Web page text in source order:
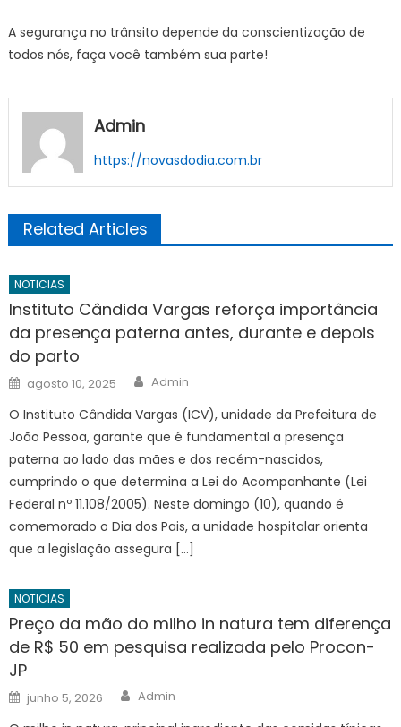
A segurança no trânsito depende da conscientização de
todos nós, faça você também sua parte!
Admin
https://novasdodia.com.br
Related Articles
NOTICIAS
Instituto Cândida Vargas reforça importância
da presença paterna antes, durante e depois
do parto
Posted
on
agosto 10, 2025 Author
Admin
O Instituto Cândida Vargas (ICV), unidade da Prefeitura de
João Pessoa, garante que é fundamental a presença
paterna ao lado das mães e dos recém-nascidos,
cumprindo o que determina a Lei do Acompanhante (Lei
Federal nº 11.108/2005). Neste domingo (10), quando é
comemorado o Dia dos Pais, a unidade hospitalar orienta
que a legislação assegura […]
NOTICIAS
Preço da mão do milho in natura tem diferença
de R$ 50 em pesquisa realizada pelo Procon-
JP
Posted
on
junho 5, 2026 Author
Admin